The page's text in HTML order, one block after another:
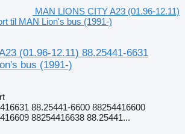
MAN LIONS CITY A23 (01.96-12.11)
til MAN Lion's bus (1991-)
(01.96-12.11) 88.25441-6631
bus (1991-)
88.25441-6600 88254416600
88254416638 88.25441...